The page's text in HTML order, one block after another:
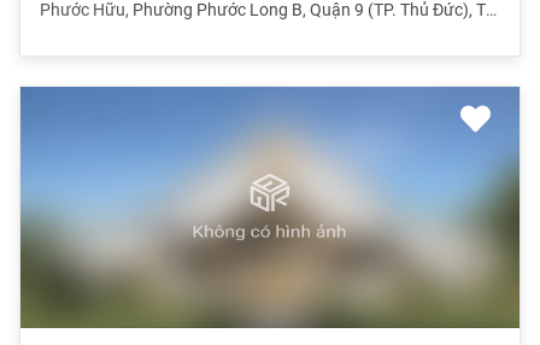
Phước Hữu, Phường Phước Long B, Quận 9 (TP. Thủ Đức), TPHCM